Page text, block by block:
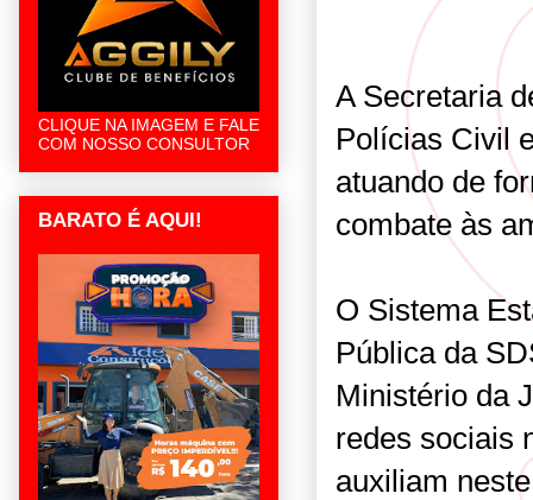
A Secretaria
Polícias Civil
atuando de
combate às
O Sistema
Pública da
Ministério da
redes sociais
auxiliam
CLIQUE NA IMAGEM E FALE
COM NOSSO CONSULTOR
BARATO É AQUI!